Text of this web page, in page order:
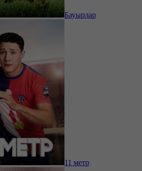
Бауырлар
11 метр